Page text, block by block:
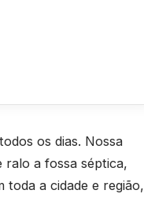
os dias. Nossa
ralo a fossa séptica,
toda a cidade e região,